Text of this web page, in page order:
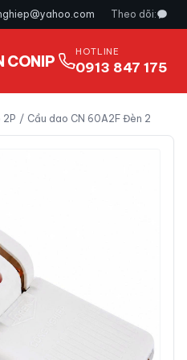
Theo dõi:
CONIP
HOTLINE
0913 847 175
2P / Cầu dao CN 60A2F Đèn 2